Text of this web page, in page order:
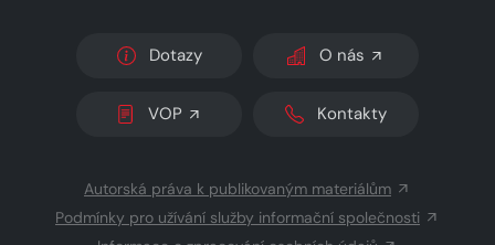
Dotazy O nás
VOP Kontakty
Autorská práva k publikovaným materiálům
Podmínky pro užívání služby informační společnosti